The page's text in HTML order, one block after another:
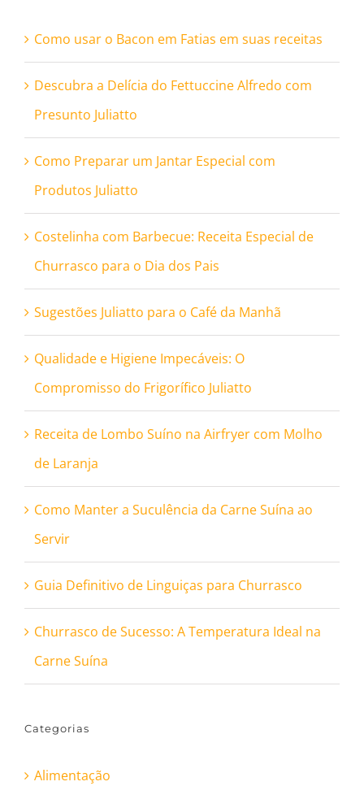
Como usar o Bacon em Fatias em suas receitas
Descubra a Delícia do Fettuccine Alfredo com
Presunto Juliatto
Como Preparar um Jantar Especial com
Produtos Juliatto
Costelinha com Barbecue: Receita Especial de
Churrasco para o Dia dos Pais
Sugestões Juliatto para o Café da Manhã
Qualidade e Higiene Impecáveis: O
Compromisso do Frigorífico Juliatto
Receita de Lombo Suíno na Airfryer com Molho
de Laranja
Como Manter a Suculência da Carne Suína ao
Servir
Guia Definitivo de Linguiças para Churrasco
Churrasco de Sucesso: A Temperatura Ideal na
Carne Suína
Categorias
Alimentação